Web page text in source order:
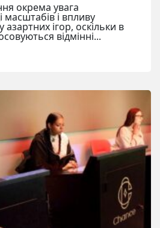
окрема увага
масштабів і впливу
ігор, оскільки в
відмінні...